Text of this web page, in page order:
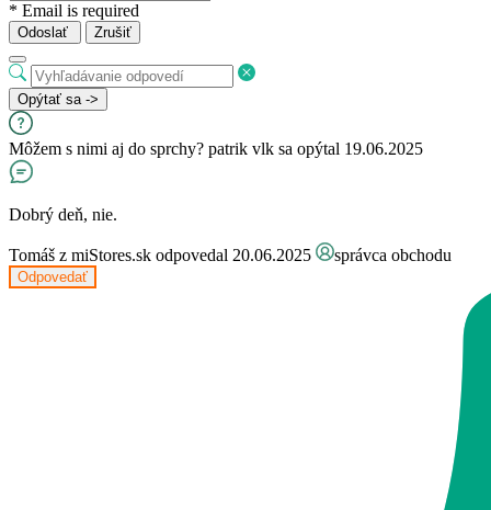
* Email is required
Odoslať Zrušiť
Opýtať sa ->
Môžem s nimi aj do sprchy? patrik vlk sa opýtal 19.06.2025
Dobrý deň, nie.
Tomáš z miStores.sk odpovedal 20.06.2025 správca obchodu
Odpovedať